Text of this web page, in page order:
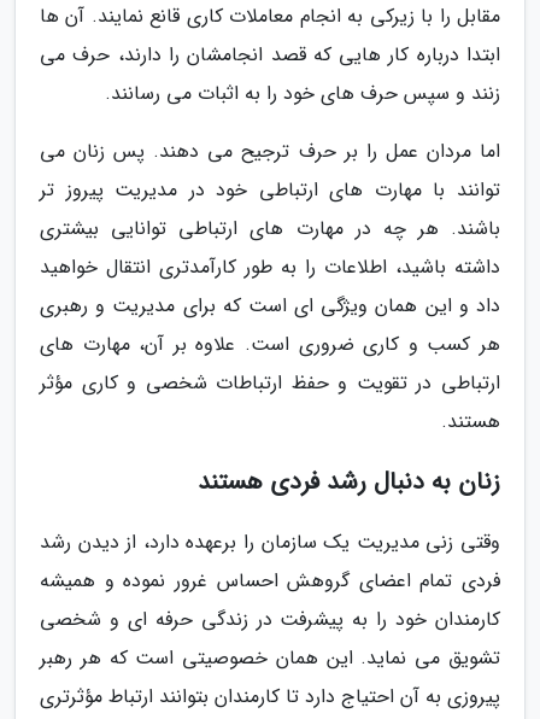
مقابل را با زیرکی به انجام معاملات کاری قانع نمایند. آن ها
ابتدا درباره کار هایی که قصد انجامشان را دارند، حرف می
زنند و سپس حرف های خود را به اثبات می رسانند.
اما مردان عمل را بر حرف ترجیح می دهند. پس زنان می
توانند با مهارت های ارتباطی خود در مدیریت پیروز تر
باشند. هر چه در مهارت های ارتباطی توانایی بیشتری
داشته باشید، اطلاعات را به طور کارآمدتری انتقال خواهید
داد و این همان ویژگی ای است که برای مدیریت و رهبری
هر کسب و کاری ضروری است. علاوه بر آن، مهارت های
ارتباطی در تقویت و حفظ ارتباطات شخصی و کاری مؤثر
هستند.
زنان به دنبال رشد فردی هستند
وقتی زنی مدیریت یک سازمان را برعهده دارد، از دیدن رشد
فردی تمام اعضای گروهش احساس غرور نموده و همیشه
کارمندان خود را به پیشرفت در زندگی حرفه ای و شخصی
تشویق می نماید. این همان خصوصیتی است که هر رهبر
پیروزی به آن احتیاج دارد تا کارمندان بتوانند ارتباط مؤثرتری